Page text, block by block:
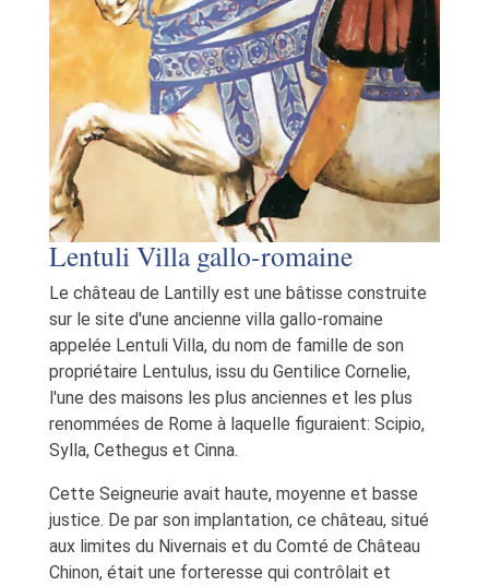
Lentuli Villa gallo-romaine
Le château de Lantilly est une bâtisse construite
sur le site d'une ancienne villa gallo-romaine
appelée Lentuli Villa, du nom de famille de son
propriétaire Lentulus, issu du Gentilice Cornelie,
l'une des maisons les plus anciennes et les plus
renommées de Rome à laquelle figuraient: Scipio,
Sylla, Cethegus et Cinna.
Cette Seigneurie avait haute, moyenne et basse
justice. De par son implantation, ce château, situé
aux limites du Nivernais et du Comté de Château
Chinon, était une forteresse qui contrôlait et